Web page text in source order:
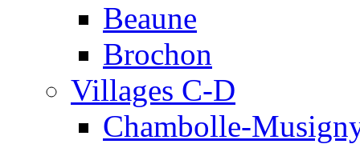
Beaune
Brochon
Villages C-D
Chambolle-